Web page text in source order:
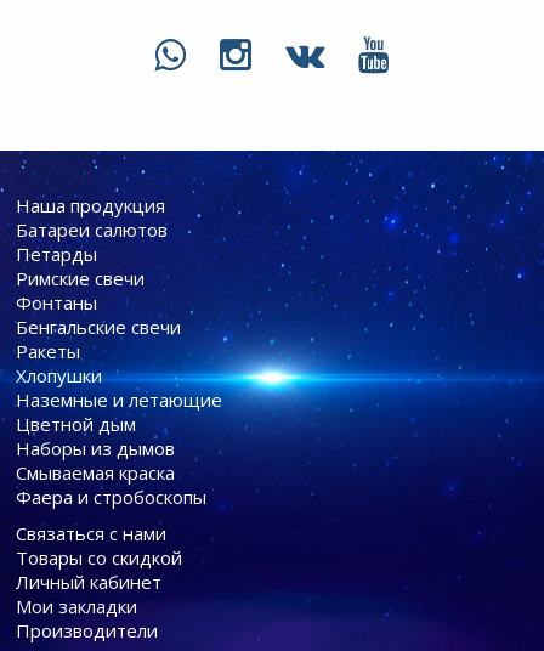
Наша продукция
Батареи cалютов
Петарды
Римские свечи
Фонтаны
Бенгальские свечи
Ракеты
Хлопушки
Наземные и летающие
Цветной дым
Наборы из дымов
Смываемая краска
Фаера и стробоскопы
Связаться с нами
Товары со скидкой
Личный кабинет
Мои закладки
Производители